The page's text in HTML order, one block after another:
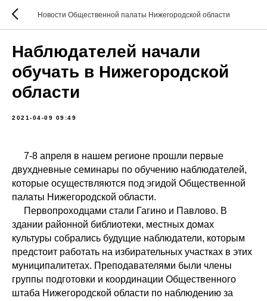
Новости Общественной палаты Нижегородской области
Наблюдателей начали
обучать в Нижегородской
области
2021-04-09 09:49
7-8 апреля в нашем регионе прошли первые
двухдневные семинары по обучению наблюдателей,
которые осуществляются под эгидой Общественной
палаты Нижегородской области.
Первопроходцами стали Гагино и Павлово. В
здании районной библиотеки, местных домах
культуры собрались будущие наблюдатели, которым
предстоит работать на избирательных участках в этих
муниципалитетах. Преподавателями были члены
группы подготовки и координации Общественного
штаба Нижегородской области по наблюдению за